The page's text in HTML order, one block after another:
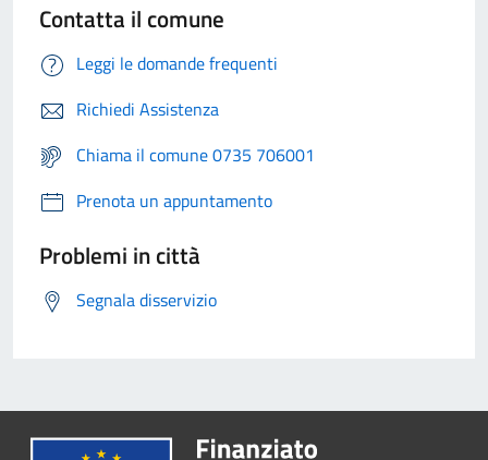
Contatta il comune
Leggi le domande frequenti
Richiedi Assistenza
Chiama il comune 0735 706001
Prenota un appuntamento
Problemi in città
Segnala disservizio